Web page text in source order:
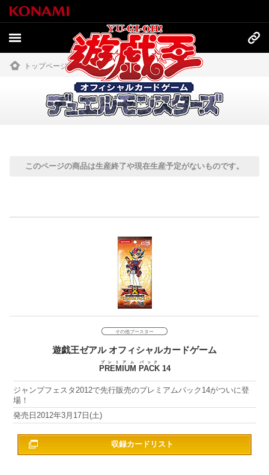
トップページ » 商品情報 » 過去の商品
過去の商品
このページの商品は生産終了や現在生産予定がないものです。
その他ブースター
遊戯王ゼアル オフィシャルカードゲーム
PREMIUM
プレミアム
PACK
パック
14
ジャンプフェスタ2012で先行販売のプレミアムパック14がついに登
場！
2012年3月17日(土)
収録カードリスト